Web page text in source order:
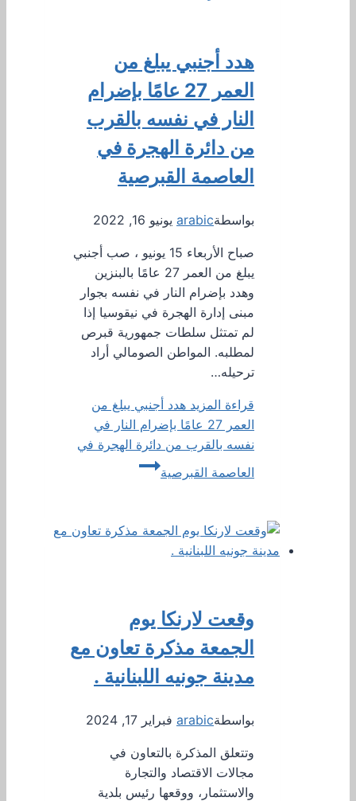
هدد أجنبي يبلغ من
العمر 27 عامًا بإضرام
النار في نفسه بالقرب
من دائرة الهجرة في
العاصمة القبرصية
بواسطةarabic يونيو 16, 2022
صباح الأربعاء 15 يونيو ، صب أجنبي
يبلغ من العمر 27 عامًا بالبنزين
وهدد بإضرام النار في نفسه بجوار
مبنى إدارة الهجرة في نيقوسيا إذا
لم تمتثل سلطات جمهورية قبرص
لمطلبه. المواطن الصومالي أراد
ترحيله…
قراءة المزيد هدد أجنبي يبلغ من
العمر 27 عامًا بإضرام النار في
نفسه بالقرب من دائرة الهجرة في
العاصمة القبرصية
وقعت لارنكا يوم
الجمعة مذكرة تعاون مع
مدينة جونيه اللبنانية .
بواسطةarabic فبراير 17, 2024
وتتعلق المذكرة بالتعاون في
مجالات الاقتصاد والتجارة
والاستثمار، ووقعها رئيس بلدية